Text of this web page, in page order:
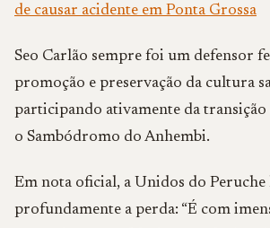
de causar acidente em Ponta Grossa
Seo Carlão sempre foi um defensor
promoção e preservação da cultura
participando ativamente da transição
o Sambódromo do Anhembi.
Em nota oficial, a Unidos do
profundamente a perda: “É com